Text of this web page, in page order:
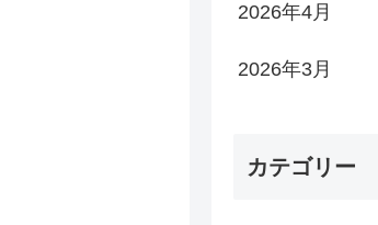
2026年4月
2026年3月
カテゴリー